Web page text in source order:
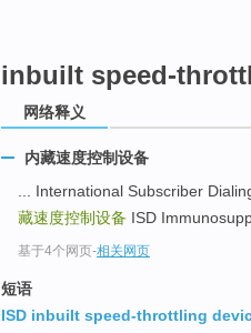
inbuilt speed-
网络释义
内藏速度控制设备
... International Subscriber
藏速度控制设备 ISD
基于4个网页-相关网页
短语
ISD inbuilt speed-throttling